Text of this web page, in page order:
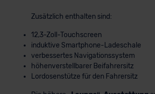
Zusätzlich enthalten sind:
12,3-Zoll-Touchscreen
induktive Smartphone-Ladeschale
verbessertes Navigationssystem
höhenverstellbarer Beifahrersitz
Lordosenstütze für den Fahrersitz